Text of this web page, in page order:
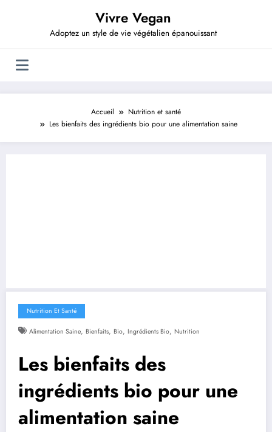
Vivre Vegan
Adoptez un style de vie végétalien épanouissant
Accueil
Nutrition et santé
Les bienfaits des ingrédients bio pour une alimentation saine
Nutrition Et Santé
Alimentation Saine, Bienfaits, Bio, Ingrédients Bio, Nutrition
Les bienfaits des
ingrédients bio pour une
alimentation saine